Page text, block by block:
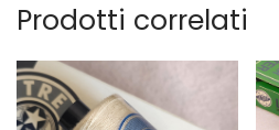
Prodotti correlati